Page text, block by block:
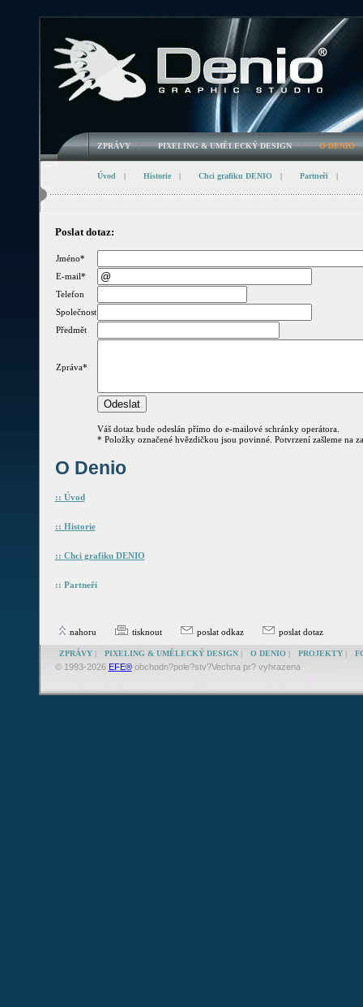
ZPRÁVY | PIXELING & UMĚLECKÝ DESIGN | O DENIO
Úvod | Historie | Chci grafiku DENIO | Partneři |
Poslat dotaz:
Jméno*
E-mail*
Telefon
Společnost
Předmět
Zpráva*
Váš dotaz bude odeslán přímo do e-mailové schránky operátora.
* Položky označené hvězdičkou jsou povinné. Potvrzení zašleme na
O Denio
:: Úvod
:: Historie
:: Chci grafiku DENIO
:: Partneři
nahoru tisknout poslat odkaz poslat dotaz
ZPRÁVY| PIXELING & UMĚLECKÝ DESIGN| O DENIO| PROJEKTY|
© 1993-2026 EFE®obchodn?pole?stv?Vechna pr? vyhrazena